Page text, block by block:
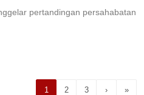
pertandingan persahabatan
1 2 3 › »